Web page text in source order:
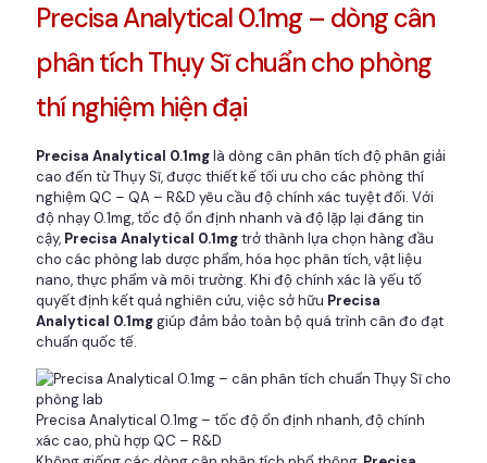
Precisa Analytical 0.1mg – dòng cân
phân tích Thụy Sĩ chuẩn cho phòng
thí nghiệm hiện đại
Precisa Analytical 0.1mglà dòng cân phân tích độ phân giải
cao đến từ Thụy Sĩ, được thiết kế tối ưu cho các phòng thí
nghiệm QC – QA – R&D yêu cầu độ chính xác tuyệt đối. Với
độ nhạy 0.1mg, tốc độ ổn định nhanh và độ lặp lại đáng tin
cậy, Precisa Analytical 0.1mgtrở thành lựa chọn hàng đầu
cho các phòng lab dược phẩm, hóa học phân tích, vật liệu
nano, thực phẩm và môi trường. Khi độ chính xác là yếu tố
quyết định kết quả nghiên cứu, việc sở hữu Precisa
Analytical 0.1mggiúp đảm bảo toàn bộ quá trình cân đo đạt
chuẩn quốc tế.
Precisa Analytical 0.1mg – tốc độ ổn định nhanh, độ chính
xác cao, phù hợp QC – R&D